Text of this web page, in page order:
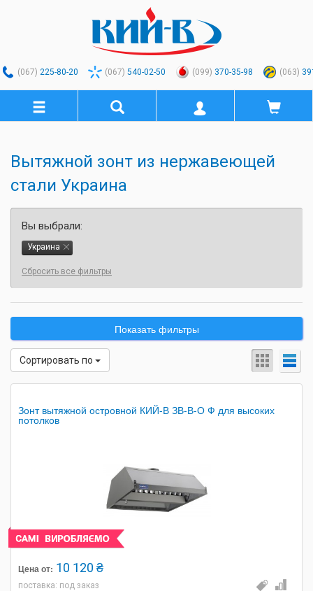
(067) 225-80-20 (067) 540-02-50 (099) 370-35-98 (063)
Показать фильтры
Сортировать по
Зонт вытяжной островной КИЙ-В ЗВ-В-О Ф для высоких
потолков
Цена от: 10 120 ₴
поставка: под заказ
Вытяжной зонт из нержавеющей
стали Украина
Вы выбрали:
Украина
Сбросить все фильтры